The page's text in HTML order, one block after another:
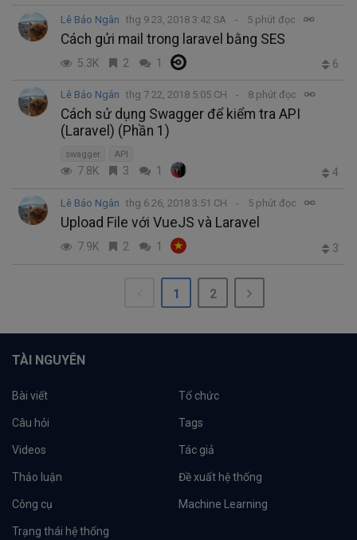
Lê Bảo Ngân thg 9 23, 2018 3:42 SA 5 phút đọc
Cách gửi mail trong laravel bằng SES
5.3K 2 1 6
Lê Bảo Ngân thg 7 22, 2018 5:05 CH 8 phút đọc
Cách sử dụng Swagger để kiểm tra API
(Laravel) (Phần 1)
swagger API
7.8K 3 1 4
Lê Bảo Ngân thg 6 26, 2018 3:51 CH 5 phút đọc
Upload File với VueJS và Laravel
7.9K 2 1 3
1 2
TÀI NGUYÊN
Bài viết Tổ chức
Câu hỏi Tags
Videos Tác giả
Thảo luận Đề xuất hệ thống
Công cụ Machine Learning
Trạng thái hệ thống